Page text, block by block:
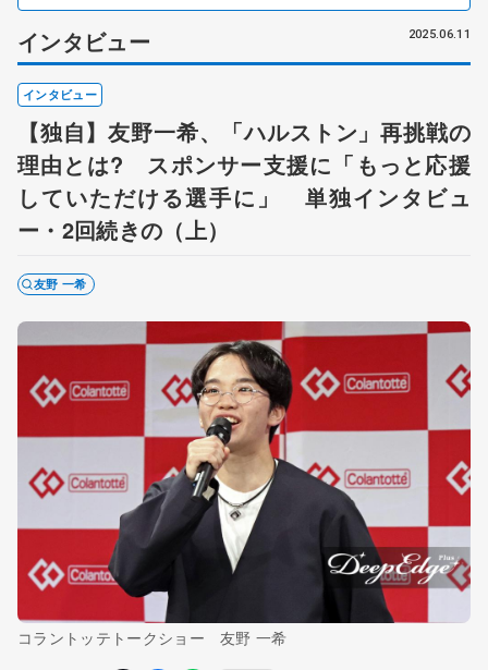
インタビュー 2025.06.11
インタビュー
【独自】友野一希、「ハルストン」再挑戦の
理由とは? スポンサー支援に「もっと応援
していただける選手に」 単独インタビュ
ー・2回続きの（上）
友野 一希
コラントッテトークショー 友野 一希